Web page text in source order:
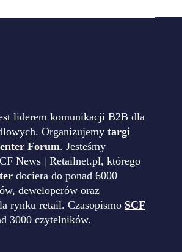
liderem komunikacji B2B dla
Organizujemy targi
Forum. Jesteśmy
News | Retailnet.pl, którego
dociera do ponad 6000
deweloperów oraz
rynku retail. Czasopismo SCF
3000 czytelników.